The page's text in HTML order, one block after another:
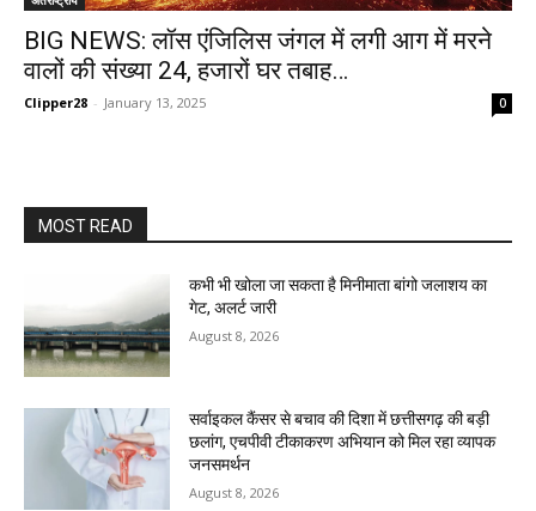
BIG NEWS: लॉस एंजिलिस जंगल में लगी आग में मरने
वालों की संख्या 24, हजारों घर तबाह…
Clipper28 - January 13, 2025 0
MOST READ
कभी भी खोला जा सकता है मिनीमाता बांगो जलाशय का
गेट, अलर्ट जारी
August 8, 2026
सर्वाइकल कैंसर से बचाव की दिशा में छत्तीसगढ़ की बड़ी
छलांग, एचपीवी टीकाकरण अभियान को मिल रहा व्यापक
जनसमर्थन
August 8, 2026